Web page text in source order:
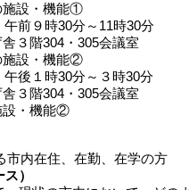
設・機能①
前９時30分～11時30分
階304・305会議室
設・機能②
後１時30分～３時30分
階304・305会議室
・機能②
市内在住、在勤、在学の方
）